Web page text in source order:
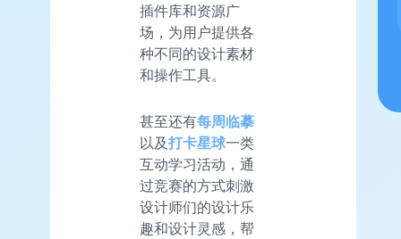
插件库和资源广
场，为用户提供各
种不同的设计素材
和操作工具。
甚至还有每周临摹
以及打卡星球一类
互动学习活动，通
过竞赛的方式刺激
设计师们的设计乐
趣和设计灵感，帮